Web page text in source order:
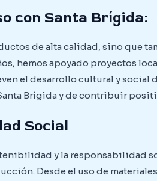
con Santa Brígida:
de alta calidad, sino que
hemos apoyado proyectos
el desarrollo cultural y social
Brígida y de contribuir
Social
y la responsabilidad
Desde el uso de